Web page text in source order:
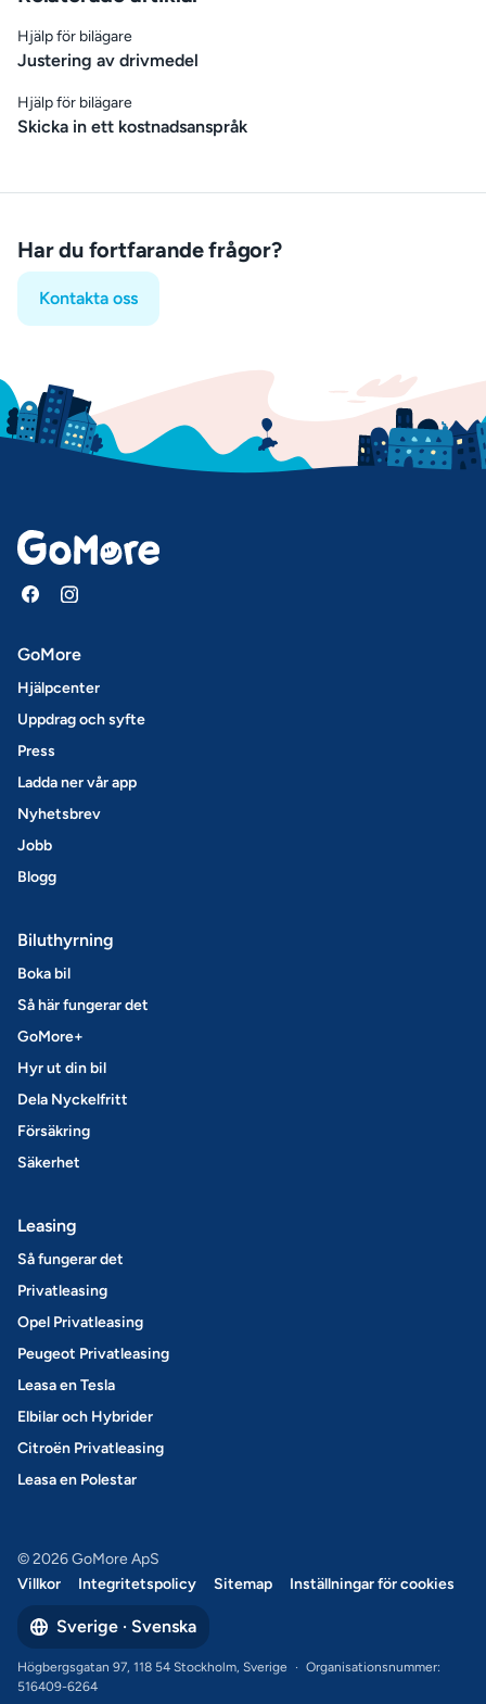
Hjälp för bilägare
Justering av drivmedel
Hjälp för bilägare
Skicka in ett kostnadsanspråk
Har du fortfarande frågor?
Kontakta oss
GoMore
Hjälpcenter
Uppdrag och syfte
Press
Ladda ner vår app
Nyhetsbrev
Jobb
Blogg
Biluthyrning
Boka bil
Så här fungerar det
GoMore+
Hyr ut din bil
Dela Nyckelfritt
Försäkring
Säkerhet
Leasing
Så fungerar det
Privatleasing
Opel Privatleasing
Peugeot Privatleasing
Leasa en Tesla
Elbilar och Hybrider
Citroën Privatleasing
Leasa en Polestar
© 2026 GoMore ApS
Villkor
Integritetspolicy Sitemap Inställningar för cookies
Sverige · Svenska
Högbergsgatan 97, 118 54 Stockholm, Sverige · Organisationsnummer:
516409-6264